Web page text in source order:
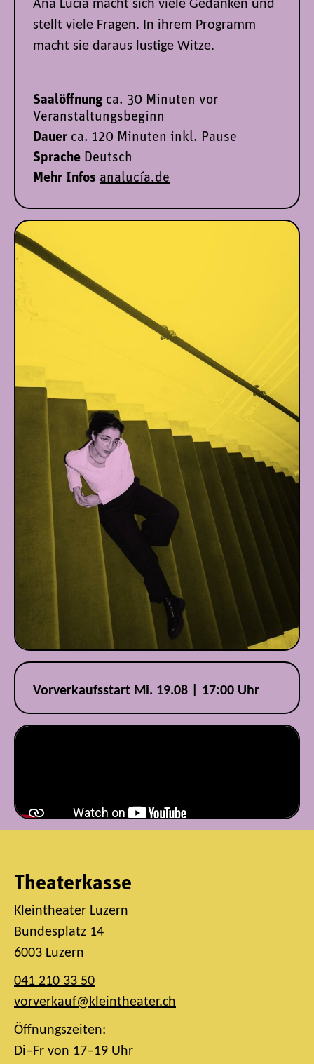
Ana Lucía macht sich viele Gedanken und
stellt viele Fragen. In ihrem Programm
macht sie daraus lustige Witze.
Saalöffnung ca. 30 Minuten vor
Veranstaltungsbeginn
Dauer ca. 120 Minuten inkl. Pause
Sprache Deutsch
Mehr Infos analucía.de
Vorverkaufsstart Mi. 19.08 | 17:00 Uhr
Theaterkasse
Kleintheater Luzern
Bundesplatz 14
6003 Luzern
041 210 33 50
vorverkauf@kleintheater.ch
Öffnungszeiten:
Di–Fr von 17–19 Uhr